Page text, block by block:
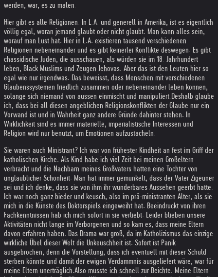
werden, war, es zu malen.
Hier gibt es alle Religionen. In L.A. und generell in Amerika, ist es eigentlich
völlig egal, woran jemand glaubt oder nicht glaubt. Man kann alles sein,
worauf man Lust hat. Hier in L.A. existieren tausend verschiedenen
Religionen nebeneinander und es gibt keinerlei Konflikte deswegen. Es gibt
chassidische Juden, die ausschauen, als würden sie im 18. Jahrhundert
leben, Black Muslims und Zeugen Jehovas. Aber das ist den Leuten hier so
egal wie nur irgendwas. Das beweisst, dass Menschen mit verschiedenen
Glaubenssystemen friedlich zusammen oder nebeneinander leben können,
solange sich niemand von aussen einmischt und manipuliert. Deshalb glaube
ich, dass bei all diesen angeblichen Religionskonflikten der Glaube nur ein
Vorwand ist und in Wahrheit ganz andere Gründe dahinter stehen. In
Wirklichkeit sind es immer materielle, imperialistische Interessen und
Religion wird nur benutzt, um Emotionen aufzustacheln.
Sie waren auch Ministrant? Ich war von frühester Kindheit an fest im Griff der
katholischen Kirche. Als Kind habe ich viel Zeit bei meinen Großeltern
verbracht und die Nachbarn meines Großvaters hatten eine Tochter von
unglaublicher Schönheit. Man hat immer gemunkelt, dass der Vater Zigeuner
sei und ich denke, dass sie von ihm ihr wunderbares Aussehen geerbt hatte.
Ich war noch ganz bieder und keusch, also im prä-ministranten Alter, als sie
mich in die Künste des Doktorspiels eingeweiht hat. Beeindruckt von ihren
Fachkenntnissen hab ich mich sofort in sie verliebt. Leider blieben unsere
Aktivitäten nicht lange im Verborgenen und so kam es, dass meine Eltern
davon erfahren haben. Das Drama war groß, da im Katholizismus das einzige
wirkliche Übel dieser Welt die Unkeuschheit ist. Sofort ist Panik
ausgebrochen, denn die Vorstellung, dass ich eventuell mit dieser Schuld
sterben könnte und damit der ewigen Verdammnis ausgeliefert wäre, war für
meine Eltern unerträglich.Also musste ich schnell zur Beichte. Meine Eltern